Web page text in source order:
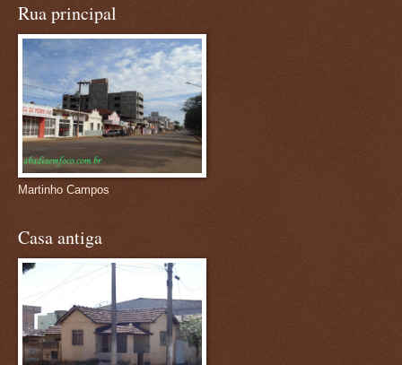
Rua principal
Martinho Campos
Casa antiga